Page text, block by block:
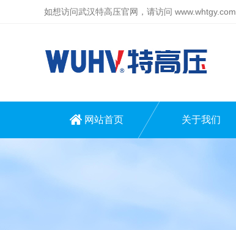
如想访问武汉特高压官网，请访问 www.whtgy.com
网站首页 关于我们